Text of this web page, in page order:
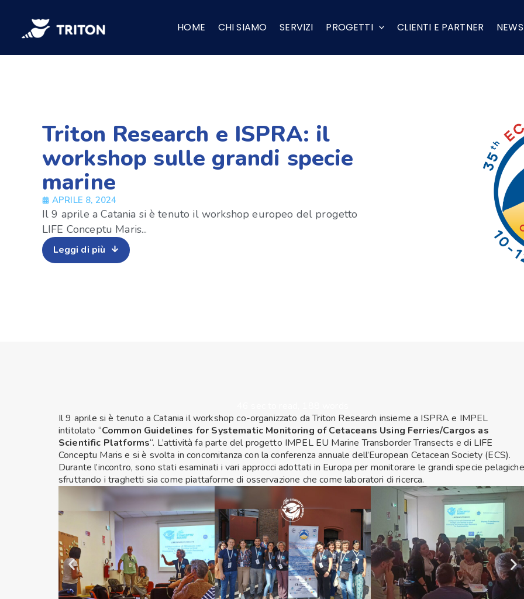
contenuto
HOME CHI SIAMO SERVIZI PROGETTI CLIENTI E PARTNER NEWS
Triton Research e ISPRA: il
workshop sulle grandi specie
marine
APRILE 8, 2024
Il 9 aprile a Catania si è tenuto il workshop europeo del progetto
LIFE Conceptu Maris...
Leggi di più
Il 9 aprile si è tenuto a Catania il workshop co-organizzato da Triton Research insieme a ISPRA e IMPEL
intitolato “Common Guidelines for Systematic Monitoring of Cetaceans Using Ferries/Cargos as
Scientific Platforms“. L’attività fa parte del progetto IMPEL EU Marine Transborder Transects e di LIFE
Conceptu Maris e si è svolta in concomitanza con la conferenza annuale dell’European Cetacean Society (ECS).
Durante l’incontro, sono stati esaminati i vari approcci adottati in Europa per monitorare le grandi specie
sfruttando i traghetti sia come piattaforme di osservazione che come laboratori di ricerca.